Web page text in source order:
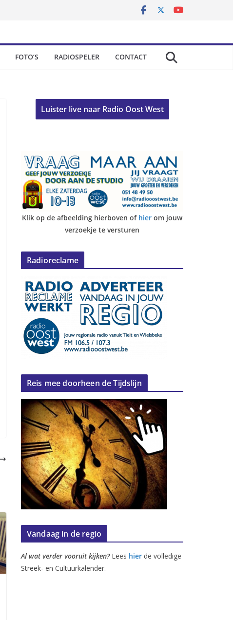
FOTO’S RADIOSPELER CONTACT
Luister live naar Radio Oost West
Klik op de afbeelding hierboven of hier om jouw
verzoekje te versturen
Radioreclame
Reis mee doorheen de Tijdslijn
Vandaag in de regio
Al wat verder vooruit kijken?Lees hier de volledige
Streek- en Cultuurkalender.